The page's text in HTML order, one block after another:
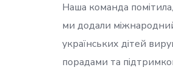
Наша команда
ми додали
українських дітей
порадами та